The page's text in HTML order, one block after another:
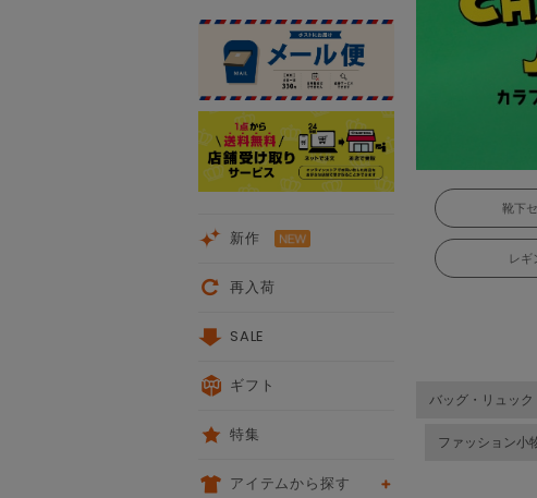
靴下
レギ
バッグ・リュック
ファッション小
新作
再入荷
SALE
ギフト
特集
アイテムから探す